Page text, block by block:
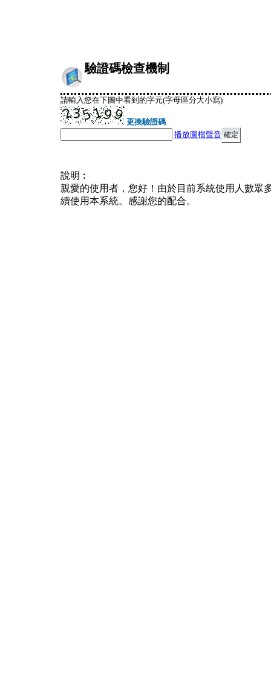
驗證碼檢查機制
請輸入您在下圖中看到的字元(字母區分大小寫)
更換驗證碼
播放圖檔聲音
說明︰
親愛的使用者，您好！由於目前系統使用人數眾
續使用本系統。感謝您的配合。